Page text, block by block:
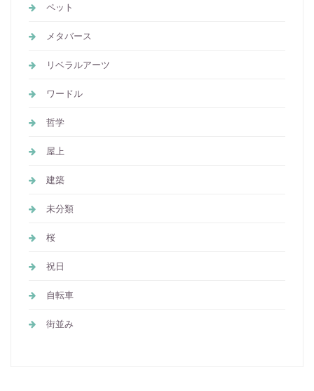
ペット
メタバース
リベラルアーツ
ワードル
哲学
屋上
建築
未分類
桜
祝日
自転車
街並み